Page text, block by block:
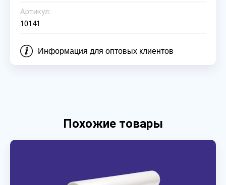
Артикул:
10141
Информация для оптовых клиентов
Похожие товары